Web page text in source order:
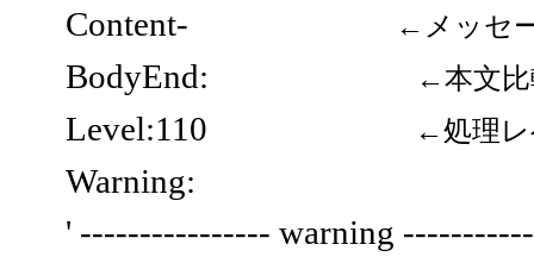
Content-
←メッセ
BodyEnd: ←本文
Level:110 ←処理
Warning:
' ---------------- warning